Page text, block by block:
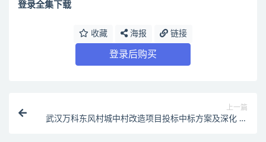
登录全集下载
收藏 海报 链接
登录后购买
上一篇
武汉万科东风村城中村改造项目投标中标方案及深化 长